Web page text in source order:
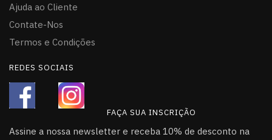
Ajuda ao Cliente
Contate-Nos
Termos e Condições
REDES SOCIAIS
FAÇA SUA INSCRIÇÃO
Assine a nossa newsletter e receba 10% de desconto na